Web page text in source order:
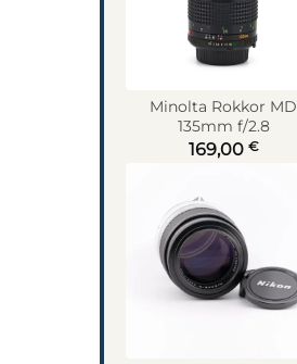
Minolta Rokkor MD
135mm f/2.8
169,00 €